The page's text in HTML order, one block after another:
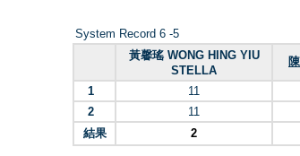
System Record 6 -5
黃馨瑤 WONG HING YIU
STELLA
1 11
2
11
結果
2